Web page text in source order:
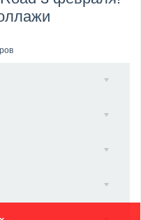
новую волну участ...